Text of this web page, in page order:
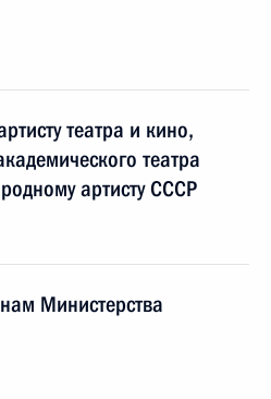
театра и кино,
театра
артисту СССР
Министерства